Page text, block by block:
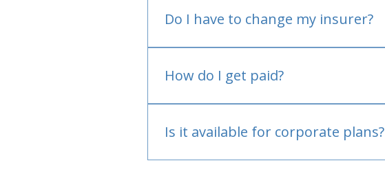
Do I have to change my insurer?
How do I get paid?
Is it available for corporate plans?